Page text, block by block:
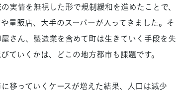
実情を無視した形で規制緩和を進めたことで、
量販店、大手のスーパーが入ってきました。そ
さん、製造業を含めて町は生きていく手段を失
ていくかは、どこの地方都市も課題です。
移っていくケースが増えた結果、人口は減少